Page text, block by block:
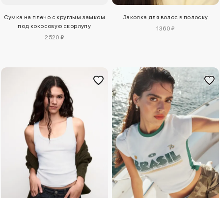
Сумка на плечо с круглым замком
под кокосовую скорлупу
2520 ₽
Заколка для волос в полоску
1360 ₽